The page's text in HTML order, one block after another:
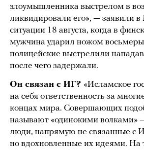
злоумышленника выстрелом в
ликвидировали его», — заявили
ситуации 18 августа, когда в
мужчина ударил ножом
полицейские выстрелили
после чего задержали.
Он связан с ИГ? «Исламское
на себя ответственность за
концах мира. Совершающих
называют «одинокими волками»
люди, напрямую не связанные с
но вдохновленные их идеями. На